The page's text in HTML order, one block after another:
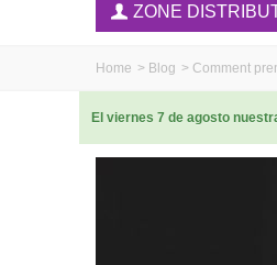
ZONE
Home > Blog > Comment
El viernes 7 de agosto